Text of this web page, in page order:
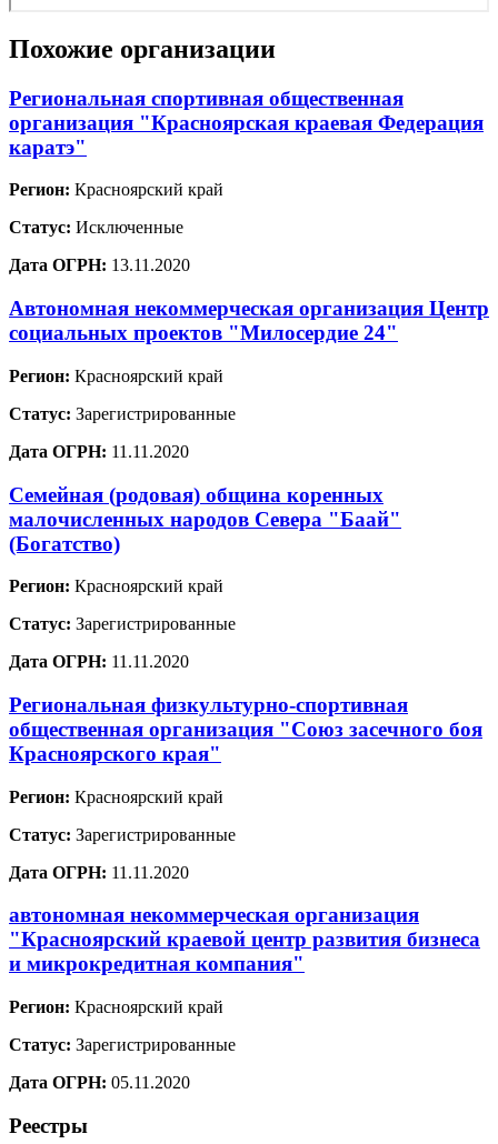
Похожие организации
Региональная спортивная общественная
организация "Красноярская краевая Федерация
каратэ"
Регион: Красноярский край
Статус: Исключенные
Дата ОГРН: 13.11.2020
Автономная некоммерческая организация Центр
социальных проектов "Милосердие 24"
Регион: Красноярский край
Статус: Зарегистрированные
Дата ОГРН: 11.11.2020
Семейная (родовая) община коренных
малочисленных народов Севера "Баай"
(Богатство)
Регион: Красноярский край
Статус: Зарегистрированные
Дата ОГРН: 11.11.2020
Региональная физкультурно-спортивная
общественная организация "Союз засечного боя
Красноярского края"
Регион: Красноярский край
Статус: Зарегистрированные
Дата ОГРН: 11.11.2020
автономная некоммерческая организация
"Красноярский краевой центр развития бизнеса
и микрокредитная компания"
Регион: Красноярский край
Статус: Зарегистрированные
Дата ОГРН: 05.11.2020
Реестры